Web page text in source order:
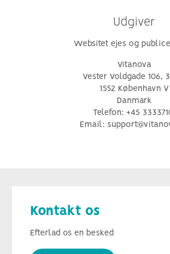
Udgiver
Websitet ejes og
Vitanova
Vester Voldgade 106,
1552 København V
Danmark
Telefon: +45
Email:
Kontakt os
Efterlad os en besked